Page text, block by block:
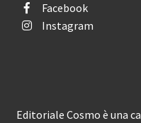
Facebook
Instagram
Editoriale Cosmo è una